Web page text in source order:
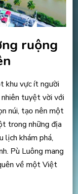
ruộng
khu vực ít người
tuyệt vời với
núi, tạo nên một
trong những địa
lịch khám phá,
Pù Luông mang
về một Việt